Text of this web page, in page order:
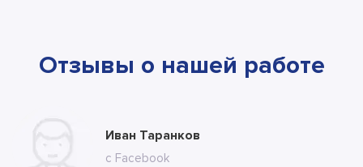
Отзывы о нашей работе
Юлия Долгополова
с сайта
Иван Таранков
с Facebook
Ксения Абрамова
с сайта
Алла
с сайта
Тимур
с сайта
Андрей
с ВК
Илья
с ВК
Антон
с сайта